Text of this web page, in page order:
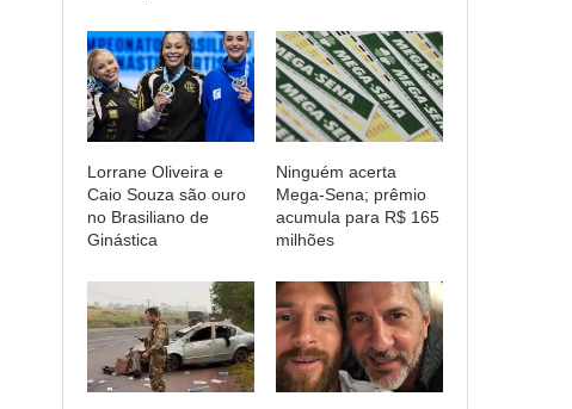
Lorrane Oliveira e
Caio Souza são ouro
no Brasiliano de
Ginástica
Ninguém acerta
Mega-Sena; prêmio
acumula para R$ 165
milhões